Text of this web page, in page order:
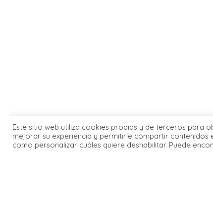
Este sitio web utiliza cookies propias y de terceros para
mejorar su experiencia y permitirle compartir contenidos
como personalizar cuáles quiere deshabilitar. Puede